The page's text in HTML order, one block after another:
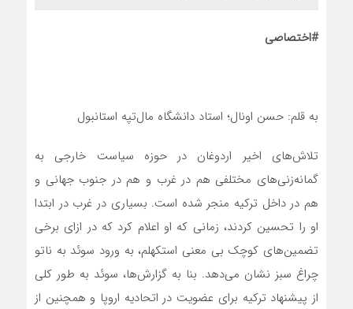
#اختصاصی
به قلم: حسن اونال؛ استاد دانشگاه مال‌تپه استانبول
تلاش‌های اخیر اردوغان در حوزه سیاست خارجی به
گمانه‌زنی‌های مختلفی هم در غرب و هم در جنوب جهانی و
هم در داخل ترکیه منجر شده است. بسیاری در غرب در ابتدا
او را تحسین کردند، زمانی که او اعلام کرد که در ازای برخی
تضمین‌‌‌‌های کوچک بی معنی استکهلم، به ورود سوئد به ناتو
چراغ سبز نشان‌‌‌ می‌دهد. بنا به گزارش‌‌‌‌ها، سوئد به طور کلی
از پیشنهاد ترکیه برای عضویت در اتحادیه اروپا و همچنین از